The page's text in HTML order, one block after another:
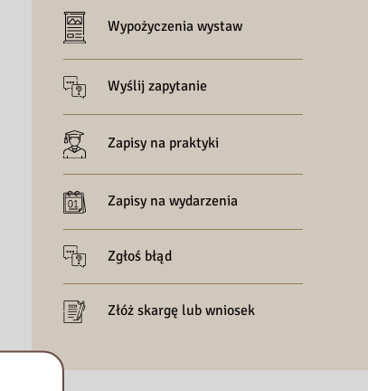
Wypożyczenia wystaw
Wyślij zapytanie
Zapisy na praktyki
Zapisy na wydarzenia
Zgłoś błąd
Złóż skargę lub wniosek